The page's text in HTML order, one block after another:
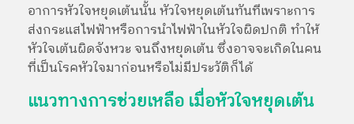
อาการหัวใจหยุดเต้นนั้น หัวใจหยุดเต้นทันทีเพราะการ
ส่งกระแสไฟฟ้าหรือการนำไฟฟ้าในหัวใจผิดปกติ ทำให้
หัวใจเต้นผิดจังหวะ จนถึงหยุดเต้น ซึ่งอาจจะเกิดในคน
ที่เป็นโรคหัวใจมาก่อนหรือไม่มีประวัติก็ได้
แนวทางการช่วยเหลือ เมื่อหัวใจหยุดเต้น